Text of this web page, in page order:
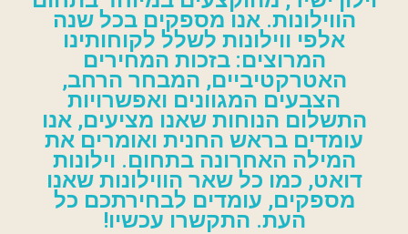
הווילונות. אנו מספקים בכל שנה
אלפי ווילונות לשלל לקוחותינו
המרוצים: בזכות המחירים
האטרקטיביים, המבחר הרחב,
הצבעים המגוונים ואפשרויות
התשלום הנוחות שאנו מציעים, אנו
עומדים בראש החנית ואומרים את
המילה האחרונה בתחום. וילונות
דואט, כמו כל שאר הווילונות שאנו
מספקים, עומדים לבחירתכם כל
העת. התקשרו עכשיו!